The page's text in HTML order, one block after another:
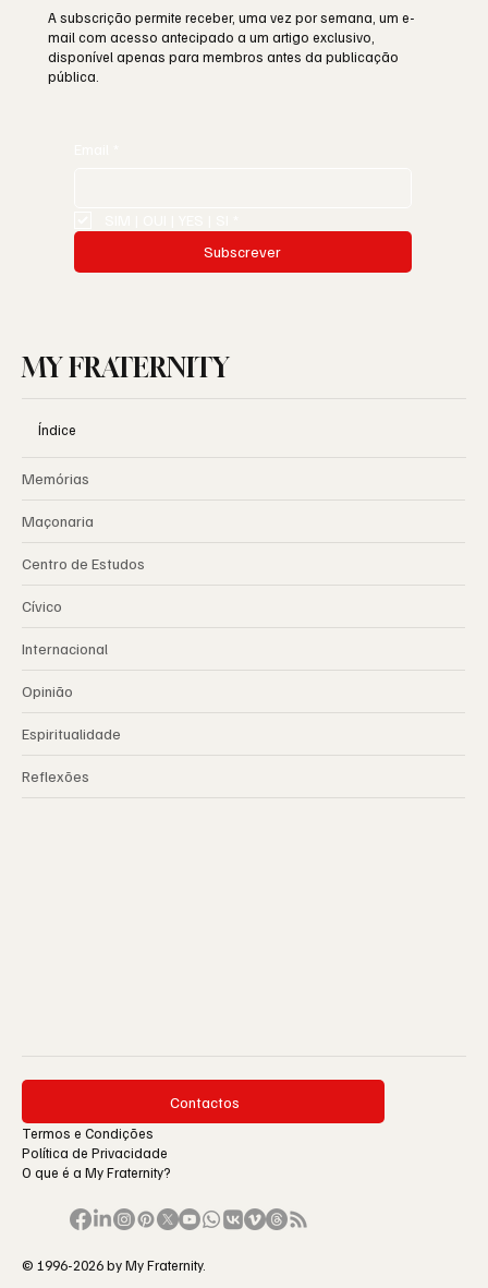
A subscrição permite receber, uma vez por semana, um e-
mail com acesso antecipado a um artigo exclusivo,
disponível apenas para membros antes da publicação
pública.
Subscrever
MY FRATERNITY
Índice
Memórias
Maçonaria
Centro de Estudos
Cívico
Internacional
Opinião
Espiritualidade
Reflexões
Contactos
Termos e Condições
Política de Privacidade
O que é a My Fraternity?
© 1996-2026 by My Fraternity.